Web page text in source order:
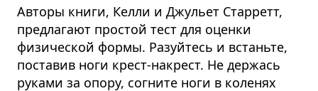
Авторы книги, Келли и Джульет Старретт,
предлагают простой тест для оценки
физической формы. Разуйтесь и встаньте,
поставив ноги крест-накрест. Не держась
руками за опору, согните ноги в коленях